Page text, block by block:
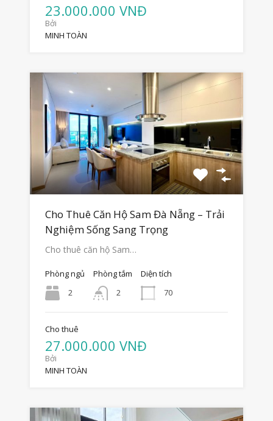
23.000.000 VNĐ
Bởi
MINH TOÀN
Cho Thuê Căn Hộ Sam Đà Nẵng – Trải
Nghiệm Sống Sang Trọng
Cho thuê căn hộ Sam…
Phòng ngủ
2
Phòng tắm
2
Diện tích
70
Cho thuê
27.000.000 VNĐ
Bởi
MINH TOÀN